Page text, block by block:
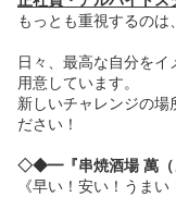
もっとも重視するのは
日々、最高な自分を
用意しています。
新しいチャレンジの場
ださい！
◇◆━『串焼酒場 萬
《早い！安い！うま